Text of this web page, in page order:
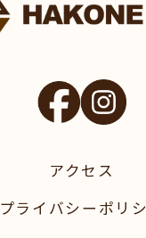
アクセス
プライバシーポリ